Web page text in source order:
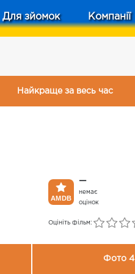
Для зйомок Компанії
Найкраще за весь час
—
немає
оцінок
Оцініть фільм:
Фото 4